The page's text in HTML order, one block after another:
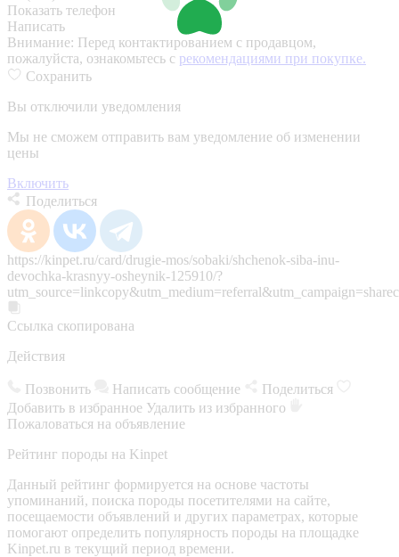
Показать телефон
Написать
Внимание: Перед контактированием с продавцом,
пожалуйста, ознакомьтесь с рекомендациями при покупке.
Сохранить
Вы отключили уведомления
Мы не сможем отправить вам уведомление об изменении
цены
Включить
Поделиться
https://kinpet.ru/card/drugie-mos/sobaki/shchenok-siba-inu-
devochka-krasnyy-osheynik-125910/?
Ссылка скопирована
Действия
Позвонить Написать сообщение
Поделиться
Добавить в избранное Удалить из избранного
Пожаловаться на объявление
Рейтинг породы на Kinpet
Данный рейтинг формируется на основе частоты
упоминаний, поиска породы посетителями на сайте,
посещаемости объявлений и других параметрах, которые
помогают определить популярность породы на площадке
Kinpet.ru в текущий период времени.